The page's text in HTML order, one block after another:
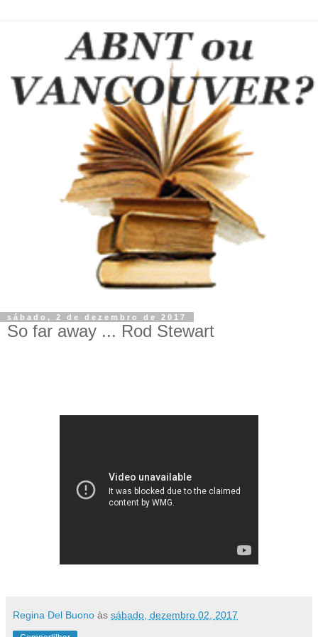
sábado, 2 de dezembro de 2017
So far away ... Rod Stewart
Regina Del Buono às sábado, dezembro 02, 2017